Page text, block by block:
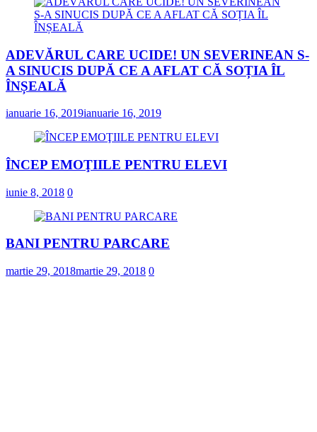
ADEVĂRUL CARE UCIDE! UN SEVERINEAN S-
A SINUCIS DUPĂ CE A AFLAT CĂ SOȚIA ÎL
ÎNȘEALĂ
ianuarie 16, 2019ianuarie 16, 2019
ÎNCEP EMOŢIILE PENTRU ELEVI
iunie 8, 2018 0
BANI PENTRU PARCARE
martie 29, 2018martie 29, 2018 0